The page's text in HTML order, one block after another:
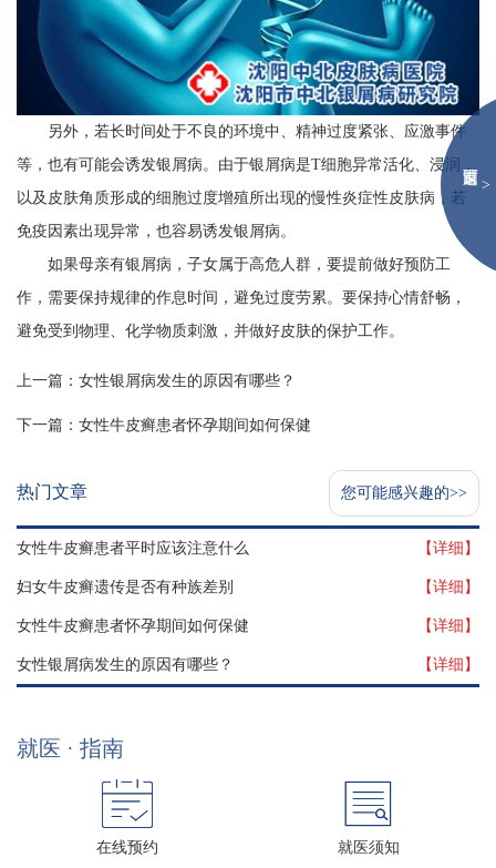
另外，若长时间处于不良的环境中、精神过度紧张、应激事件
等，也有可能会诱发银屑病。由于银屑病是T细胞异常活化、浸润，
以及皮肤角质形成的细胞过度增殖所出现的慢性炎症性皮肤病，若
免疫因素出现异常，也容易诱发银屑病。
如果母亲有银屑病，子女属于高危人群，要提前做好预防工
作，需要保持规律的作息时间，避免过度劳累。要保持心情舒畅，
避免受到物理、化学物质刺激，并做好皮肤的保护工作。
上一篇： 女性银屑病发生的原因有哪些？
下一篇： 女性牛皮癣患者怀孕期间如何保健
热门文章 您可能感兴趣的>>
女性牛皮癣患者平时应该注意什么 【详细】
妇女牛皮癣遗传是否有种族差别 【详细】
女性牛皮癣患者怀孕期间如何保健 【详细】
女性银屑病发生的原因有哪些？ 【详细】
就医 · 指南
在线预约 就医须知
>